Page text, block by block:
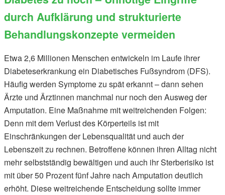
durch Aufklärung und strukturierte
Behandlungskonzepte vermeiden
Etwa 2,6 Millionen Menschen entwickeln im Laufe ihrer
Diabeteserkrankung ein Diabetisches Fußsyndrom (DFS).
Häufig werden Symptome zu spät erkannt – dann sehen
Ärzte und Ärztinnen manchmal nur noch den Ausweg der
Amputation. Eine Maßnahme mit weitreichenden Folgen:
Denn mit dem Verlust des Körperteils ist mit
Einschränkungen der Lebensqualität und auch der
Lebenszeit zu rechnen. Betroffene können ihren Alltag nicht
mehr selbstständig bewältigen und auch ihr Sterberisiko ist
mit über 50 Prozent fünf Jahre nach Amputation deutlich
erhöht. Diese weitreichende Entscheidung sollte immer